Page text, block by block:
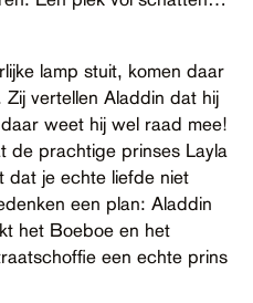
lamp stuit, komen daar
vertellen Aladdin dat hij
weet hij wel raad mee!
de prachtige prinses Layla
dat je echte liefde niet
een plan: Aladdin
het Boeboe en het
een echte prins